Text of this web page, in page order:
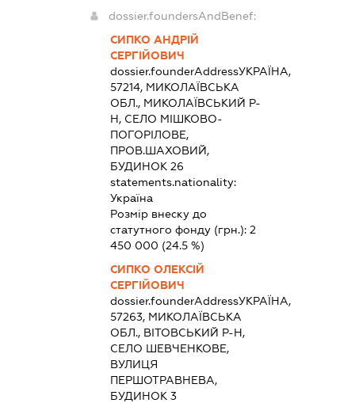
dossier.foundersAndBenef:
СИПКО АНДРІЙ
СЕРГІЙОВИЧ
dossier.founderAddressУКРАЇНА,
57214, МИКОЛАЇВСЬКА
ОБЛ., МИКОЛАЇВСЬКИЙ Р-
Н, СЕЛО МІШКОВО-
ПОГОРІЛОВЕ,
ПРОВ.ШАХОВИЙ,
БУДИНОК 26
statements.nationality:
Україна
Розмір внеску до
статутного фонду (грн.): 2
450 000 (24.5 %)
СИПКО ОЛЕКСІЙ
СЕРГІЙОВИЧ
dossier.founderAddressУКРАЇНА,
57263, МИКОЛАЇВСЬКА
ОБЛ., ВІТОВСЬКИЙ Р-Н,
СЕЛО ШЕВЧЕНКОВЕ,
ВУЛИЦЯ
ПЕРШОТРАВНЕВА,
БУДИНОК 3